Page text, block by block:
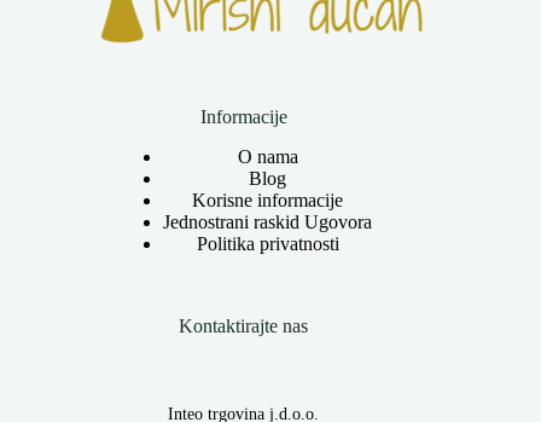
Informacije
O nama
Blog
Korisne informacije
Jednostrani raskid Ugovora
Politika privatnosti
Kontaktirajte nas
Inteo trgovina j.d.o.o.